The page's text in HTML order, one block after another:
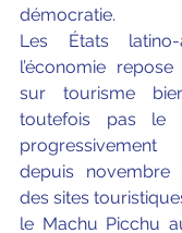
démocratie.
Les États latino-
l’économie
sur tourisme
toutefois pas le
depuis novembre
des sites
le Machu Picchu